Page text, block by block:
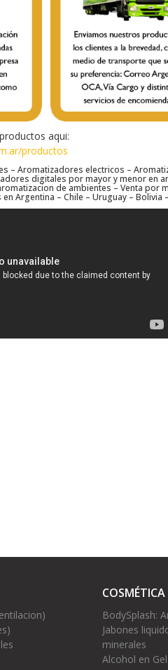
aqui:
productos
–Aromatizadores electricos –
digitales por mayor y menor en
de ambientes –Venta por
Argentina – Chile – Uruguay – Bolivia
COSMÉTICA
BodySplash:
Jabones
minerales
Alcohol en Gel